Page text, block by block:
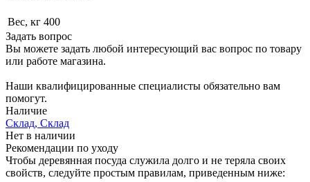
Вес, кг 400
Задать вопрос
Вы можете задать любой интересующий вас вопрос по товару
или работе магазина.
Наши квалифицированные специалисты обязательно вам
помогут.
Наличие
Склад, Склад
Нет в наличии
Рекомендации по уходу
Чтобы деревянная посуда служила долго и не теряла своих
свойств, следуйте простым правилам, приведенным ниже: